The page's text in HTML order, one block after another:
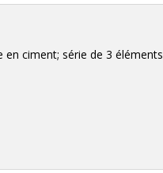
ciment; série de 3 éléments